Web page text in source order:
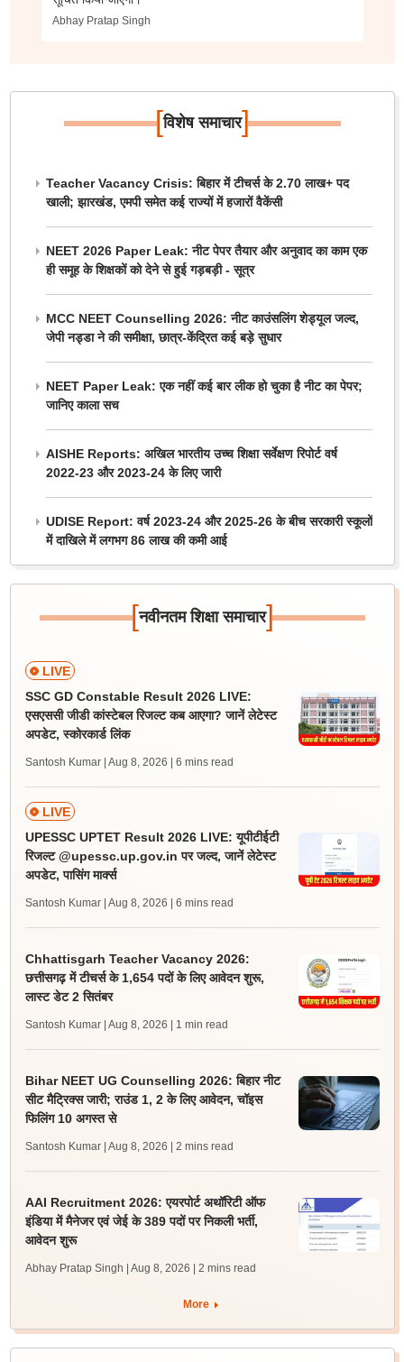
Abhay Pratap Singh
[विशेष समाचार]
Teacher Vacancy Crisis: बिहार में टीचर्स के 2.70 लाख+ पद
खाली; झारखंड, एमपी समेत कई राज्यों में हजारों वैकेंसी
NEET 2026 Paper Leak: नीट पेपर तैयार और अनुवाद का काम एक
ही समूह के शिक्षकों को देने से हुई गड़बड़ी - सूत्र
MCC NEET Counselling 2026: नीट काउंसलिंग शेड्यूल जल्द,
जेपी नड्डा ने की समीक्षा, छात्र-केंद्रित कई बड़े सुधार
NEET Paper Leak: एक नहीं कई बार लीक हो चुका है नीट का पेपर;
जानिए काला सच
AISHE Reports: अखिल भारतीय उच्च शिक्षा सर्वेक्षण रिपोर्ट वर्ष
2022-23 और 2023-24 के लिए जारी
UDISE Report: वर्ष 2023-24 और 2025-26 के बीच सरकारी स्कूलों
में दाखिले में लगभग 86 लाख की कमी आई
[नवीनतम शिक्षा समाचार]
LIVE
SSC GD Constable Result 2026 LIVE:
एसएससी जीडी कांस्टेबल रिजल्ट कब आएगा? जानें लेटेस्ट
अपडेट, स्कोरकार्ड लिंक
Santosh Kumar | Aug 8, 2026 | 6 mins read
LIVE
UPESSC UPTET Result 2026 LIVE: यूपीटीईटी
रिजल्ट @upessc.up.gov.in पर जल्द, जानें लेटेस्ट
अपडेट, पासिंग मार्क्स
Santosh Kumar | Aug 8, 2026 | 6 mins read
Chhattisgarh Teacher Vacancy 2026:
छत्तीसगढ़ में टीचर्स के 1,654 पदों के लिए आवेदन शुरू,
लास्ट डेट 2 सितंबर
Santosh Kumar | Aug 8, 2026 | 1 min read
Bihar NEET UG Counselling 2026: बिहार नीट
सीट मैट्रिक्स जारी; राउंड 1, 2 के लिए आवेदन, चॉइस
फिलिंग 10 अगस्त से
Santosh Kumar | Aug 8, 2026 | 2 mins read
AAI Recruitment 2026: एयरपोर्ट अथॉरिटी ऑफ
इंडिया में मैनेजर एवं जेई के 389 पदों पर निकली भर्ती,
आवेदन शुरू
Abhay Pratap Singh | Aug 8, 2026 | 2 mins read
More